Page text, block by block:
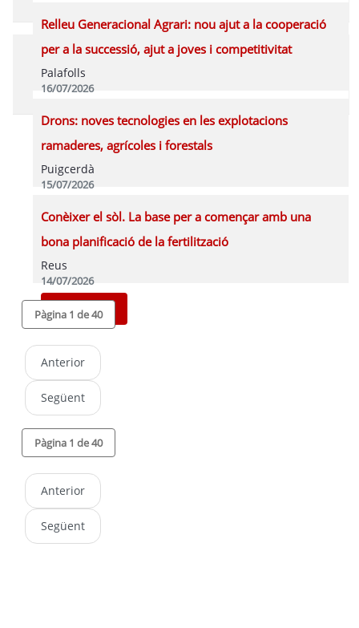
Programa
Relleu Generacional Agrari: nou ajut a la cooperació
per a la successió, ajut a joves i competitivitat
Palafolls
16/07/2026
Programa
Drons: noves tecnologies en les explotacions
ramaderes, agrícoles i forestals
Puigcerdà
15/07/2026
Programa
Conèixer el sòl. La base per a començar amb una
bona planificació de la fertilització
Reus
14/07/2026
Programa
Pàgina 1 de 40
Anterior
Següent
Pàgina 1 de 40
Anterior
Següent